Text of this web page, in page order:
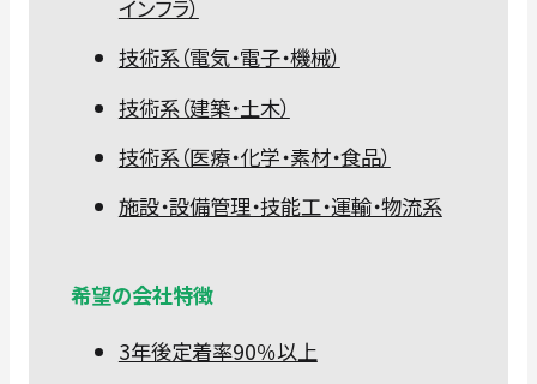
インフラ）
技術系（電気・電子・機械）
技術系（建築・土木）
技術系（医療・化学・素材・食品）
施設・設備管理・技能工・運輸・物流系
希望の会社特徴
3年後定着率90％以上